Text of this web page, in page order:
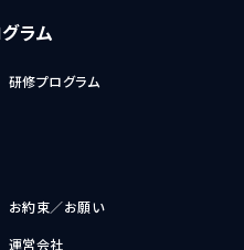
ラム
研修プログラム
お約束／お願い
運営会社